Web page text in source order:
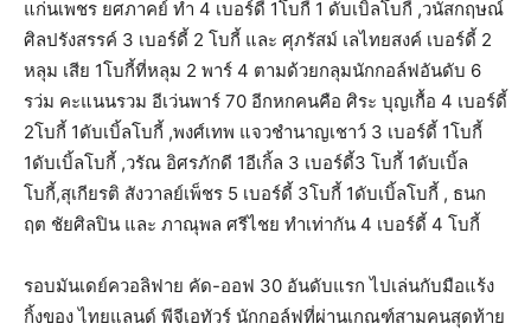
แก่นเพชร ยศภาคย์ ทำ 4 เบอร์ดี้ 1โบกี้ 1 ดับเบิ้ลโบกี้ ,วนัสกฤษณ์
ศิลปรังสรรค์ 3 เบอร์ดี้ 2 โบกี้ และ ศุภรัสม์ เลไทยสงค์ เบอร์ดี้ 2
หลุม เสีย 1โบกี้ที่หลุม 2 พาร์ 4 ตามด้วยกลุมนักกอล์ฟอันดับ 6
รว่ม คะแนนรวม อีเว่นพาร์ 70 อีกหกคนคือ ศิระ บุญเกื้อ 4 เบอร์ดี้
2โบกี้ 1ดับเบิ้ลโบกี้ ,พงศ์เทพ แจวชำนาญเชาว์ 3 เบอร์ดี้ 1โบกี้
1ดับเบิ้ลโบกี้ ,วรัณ อิศรภักดี 1อีเกิ้ล 3 เบอร์ดี้3 โบกี้ 1ดับเบิ้ล
โบกี้,สุเกียรติ สังวาลย์เพ็ชร 5 เบอร์ดี้ 3โบกี้ 1ดับเบิ้ลโบกี้ , ธนก
ฤต ชัยศิลปิน และ ภาณุพล ศรีไชย ทำเท่ากัน 4 เบอร์ดี้ 4 โบกี้
รอบมันเดย์ควอลิฟาย คัด-ออฟ 30 อันดับแรก ไปเล่นกับมือแร้ง
กิ้งของ ไทยแลนด์ พีจีเอทัวร์ นักกอล์ฟที่ผ่านเกณฑ์สามคนสุดท้าย